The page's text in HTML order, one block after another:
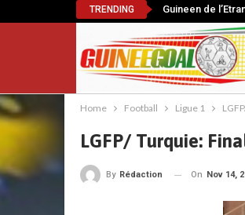
TRENDING Guineen de
Home Football Ligue 1
LGFP/ Turquie:
By Rédaction On Nov 14,